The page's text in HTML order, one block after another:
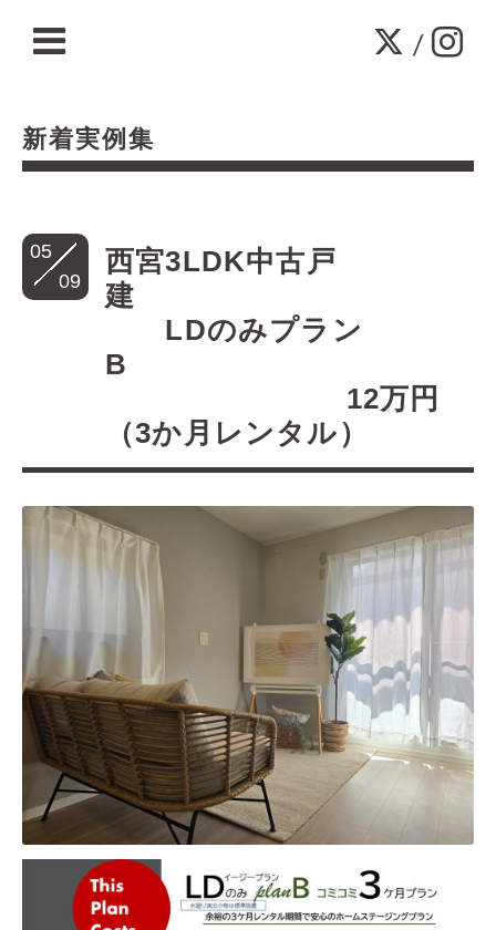
/
新着実例集
05
09
西宮3LDK中古戸
建
LDのみプラン
B
12万円
（3か月レンタル）